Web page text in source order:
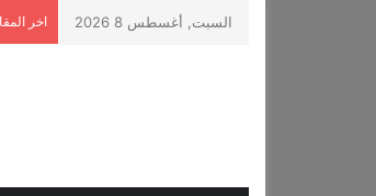
السبت, أغسطس 8 2026 اخر